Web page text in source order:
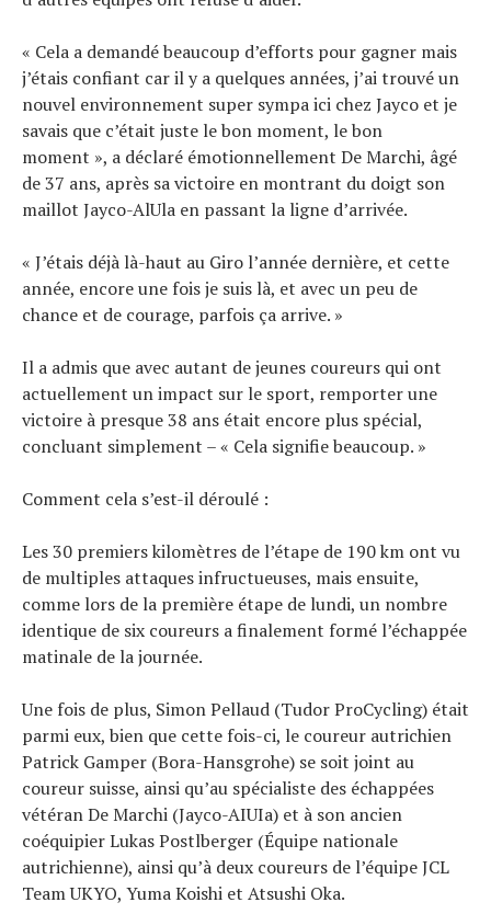
« Cela a demandé beaucoup d’efforts pour gagner mais
j’étais confiant car il y a quelques années, j’ai trouvé un
nouvel environnement super sympa ici chez Jayco et je
savais que c’était juste le bon moment, le bon
moment », a déclaré émotionnellement De Marchi, âgé
de 37 ans, après sa victoire en montrant du doigt son
maillot Jayco-AlUla en passant la ligne d’arrivée.
« J’étais déjà là-haut au Giro l’année dernière, et cette
année, encore une fois je suis là, et avec un peu de
chance et de courage, parfois ça arrive. »
Il a admis que avec autant de jeunes coureurs qui ont
actuellement un impact sur le sport, remporter une
victoire à presque 38 ans était encore plus spécial,
concluant simplement – « Cela signifie beaucoup. »
Comment cela s’est-il déroulé :
Les 30 premiers kilomètres de l’étape de 190 km ont vu
de multiples attaques infructueuses, mais ensuite,
comme lors de la première étape de lundi, un nombre
identique de six coureurs a finalement formé l’échappée
matinale de la journée.
Une fois de plus, Simon Pellaud (Tudor ProCycling) était
parmi eux, bien que cette fois-ci, le coureur autrichien
Patrick Gamper (Bora-Hansgrohe) se soit joint au
coureur suisse, ainsi qu’au spécialiste des échappées
vétéran De Marchi (Jayco-AIUIa) et à son ancien
coéquipier Lukas Postlberger (Équipe nationale
autrichienne), ainsi qu’à deux coureurs de l’équipe JCL
Team UKYO, Yuma Koishi et Atsushi Oka.